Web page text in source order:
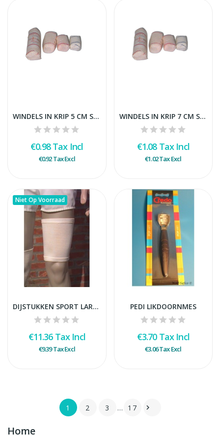
Home
WINDELS IN KRIP 5 CM STUK
€0.98Tax Incl
€0.92Tax Excl
WINDELS IN KRIP 7 CM STUK
€1.08 Tax Incl
€1.02Tax Excl
Niet Op Voorraad
DIJSTUKKEN SPORT LARGE/PAAR
€11.36 Tax Incl
€9.39Tax Excl
PEDI LIKDOORNMES
€3.70 Tax Incl
€3.06Tax Excl
1 2 3 … 17 